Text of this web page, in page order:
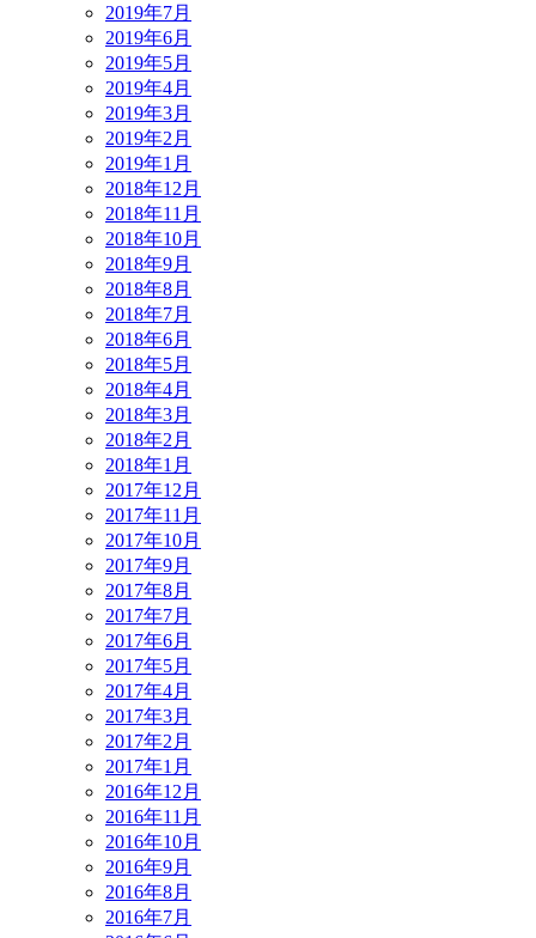
2019年7月
2019年6月
2019年5月
2019年4月
2019年3月
2019年2月
2019年1月
2018年12月
2018年11月
2018年10月
2018年9月
2018年8月
2018年7月
2018年6月
2018年5月
2018年4月
2018年3月
2018年2月
2018年1月
2017年12月
2017年11月
2017年10月
2017年9月
2017年8月
2017年7月
2017年6月
2017年5月
2017年4月
2017年3月
2017年2月
2017年1月
2016年12月
2016年11月
2016年10月
2016年9月
2016年8月
2016年7月